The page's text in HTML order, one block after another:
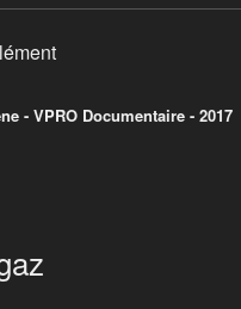
- VPRO Documentaire - 2017